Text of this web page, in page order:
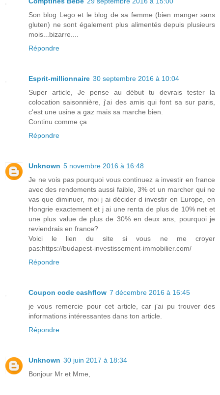
Son blog Lego et le blog de sa femme (bien manger sans
gluten) ne sont également plus alimentés depuis plusieurs
mois...bizarre....
Répondre
Esprit-millionnaire 30 septembre 2016 à 10:04
Super article, Je pense au début tu devrais tester la
colocation saisonnière, j'ai des amis qui font sa sur paris,
c'est une usine a gaz mais sa marche bien.
Continu comme ça
Répondre
Unknown 5 novembre 2016 à 16:48
Je ne vois pas pourquoi vous continuez a investir en france
avec des rendements aussi faible, 3% et un marcher qui ne
vas que diminuer, moi j ai décider d investir en Europe, en
Hongrie exactement et j ai une renta de plus de 10% net et
une plus value de plus de 30% en deux ans, pourquoi je
reviendrais en france?
Voici le lien du site si vous ne me croyer
pas:https://budapest-investissement-immobilier.com/
Répondre
Coupon code cashflow 7 décembre 2016 à 16:45
je vous remercie pour cet article, car j’ai pu trouver des
informations intéressantes dans ton article.
Répondre
Unknown 30 juin 2017 à 18:34
Bonjour Mr et Mme,